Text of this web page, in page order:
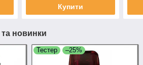
Купити
та новинки
Тестер –25%